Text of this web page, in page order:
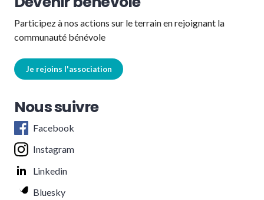
Participez à nos actions sur le terrain en rejoignant la
communauté bénévole
Je rejoins l'association
Nous suivre
Facebook
Instagram
Linkedin
Bluesky